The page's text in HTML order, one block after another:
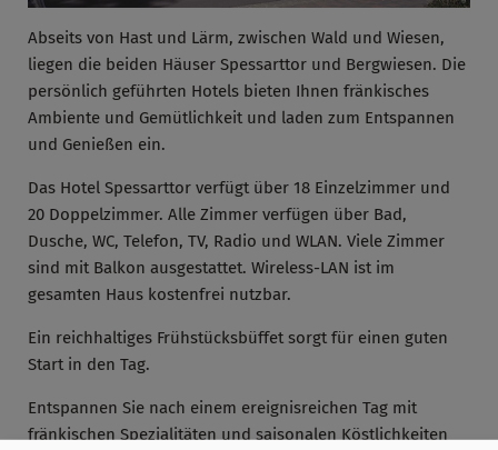
Abseits von Hast und Lärm, zwischen Wald und Wiesen,
liegen die beiden Häuser Spessarttor und Bergwiesen. Die
persönlich geführten Hotels bieten Ihnen fränkisches
Ambiente und Gemütlichkeit und laden zum Entspannen
und Genießen ein.
Das Hotel Spessarttor verfügt über 18 Einzelzimmer und
20 Doppelzimmer. Alle Zimmer verfügen über Bad,
Dusche, WC, Telefon, TV, Radio und WLAN. Viele Zimmer
sind mit Balkon ausgestattet. Wireless-LAN ist im
gesamten Haus kostenfrei nutzbar.
Ein reichhaltiges Frühstücksbüffet sorgt für einen guten
Start in den Tag.
Entspannen Sie nach einem ereignisreichen Tag mit
fränkischen Spezialitäten und saisonalen Köstlichkeiten